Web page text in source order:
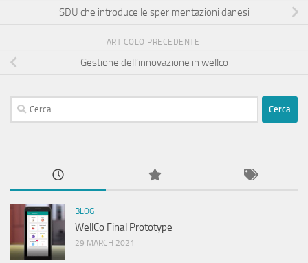
SDU che introduce le sperimentazioni danesi
ARTICOLO PRECEDENTE
Gestione dell’innovazione in wellco
Ricerca
per:
BLOG
WellCo Final Prototype
29 MARCH 2021